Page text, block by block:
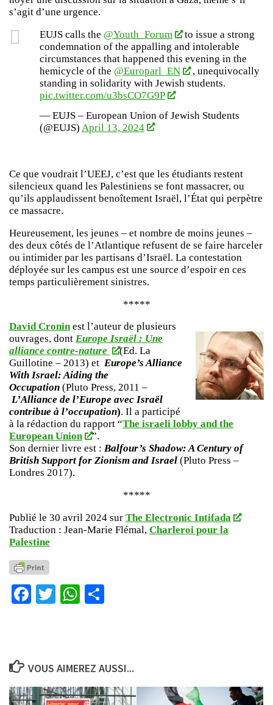
s’agit d’une urgence.
EUJS calls the @Youth_Forum
to issue a strong
condemnation of the appalling and intolerable
circumstances that happened this evening in the
hemicycle of the @Europarl_EN
, unequivocally
standing in solidarity with Jewish students.
pic.twitter.com/u3bsCO7G9P
— EUJS – European Union of Jewish Students
(@EUJS) April 13, 2024
Ce que voudrait l’UEEJ, c’est que les étudiants restent
silencieux quand les Palestiniens se font massacrer, ou
qu’ils applaudissent benoîtement Israël, l’État qui perpètre
ce massacre.
Heureusement, les jeunes – et nombre de moins jeunes –
des deux côtés de l’Atlantique refusent de se faire harceler
ou intimider par les partisans d’Israël. La contestation
déployée sur les campus est une source d’espoir en ces
temps particulièrement sinistres.
*****
David Croninest l’auteur de plusieurs
ouvrages, dont Europe Israël : Une
alliance contre-nature
(Ed. La
Guillotine – 2013) et Europe’s Alliance
With Israel: Aiding the
Occupation (Pluto Press, 2011 –
L’Alliance de l’Europe avec Israël
contribue à l’occupation). Il a participé
à la rédaction du rapport “The israeli lobby and the
European Union
”.
Son dernier livre est : Balfour’s Shadow: A Century of
British Support for Zionism and Israel (Pluto Press –
Londres 2017).
*****
Publié le 30 avril 2024 sur The Electronic Intifada
Traduction : Jean-Marie Flémal, Charleroi pour la
Palestine
Facebook
TwitterWhatsApp
VOUS AIMEREZ AUSSI...